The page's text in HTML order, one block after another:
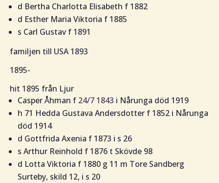
d Bertha Charlotta Elisabeth f 1882
d Esther Maria Viktoria f 1885
s Carl Gustav f 1891
familjen till USA 1893
1895-
hit 1895 från Ljur
Casper Åhman f 24/7 1843 i Nårunga död 1919
h 71 Hedda Gustava Andersdotter f 1852 i Nårunga
död 1914
d Gottfrida Axenia f 1873 i s 26
s Arthur Reinhold f 1876 t Skövde 98
d Lotta Viktoria f 1880 g 11 m Tore Sandberg
Surteby, skild 12, i s 20